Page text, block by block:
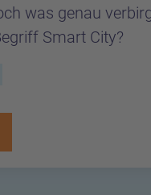
was genau
Smart City?